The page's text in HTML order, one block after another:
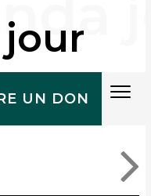
UN DON